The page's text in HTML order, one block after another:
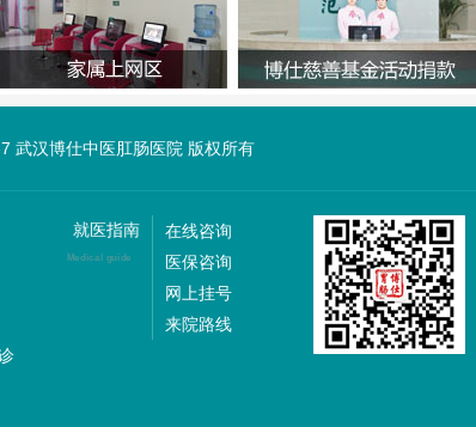
武汉博仕中医肛肠医院 版权所有
就医指南
Medical guide
在线咨询
医保咨询
网上挂号
来院路线